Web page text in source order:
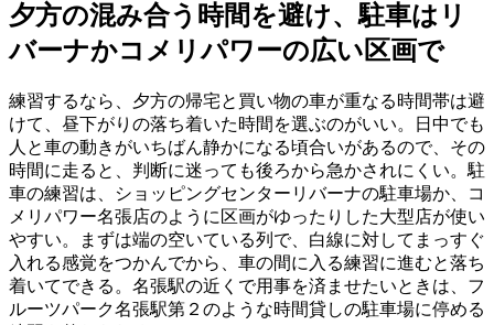
夕方の混み合う時間を避け、駐車はリ
バーナかコメリパワーの広い区画で
練習するなら、夕方の帰宅と買い物の車が重なる時間帯は避
けて、昼下がりの落ち着いた時間を選ぶのがいい。日中でも
人と車の動きがいちばん静かになる頃合いがあるので、その
時間に走ると、判断に迷っても後ろから急かされにくい。駐
車の練習は、ショッピングセンターリバーナの駐車場か、コ
メリパワー名張店のように区画がゆったりした大型店が使い
やすい。まずは端の空いている列で、白線に対してまっすぐ
入れる感覚をつかんでから、車の間に入る練習に進むと落ち
着いてできる。名張駅の近くで用事を済ませたいときは、フ
ルーツパーク名張駅第２のような時間貸しの駐車場に停める